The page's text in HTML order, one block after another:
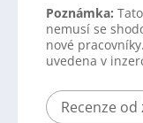
Poznámka:
nemusí se
nové
uvedena v
Recenze